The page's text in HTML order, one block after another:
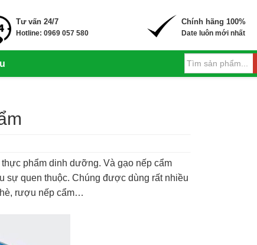
Tư vấn 24/7
Hotline: 0969 057 580
Chính hãng 100%
Date luôn mới nhất
phẩm dinh dưỡng. Và gạo nếp cẩm
sự quen thuộc. Chúng được dùng rất nhiều
rượu nếp cẩm…